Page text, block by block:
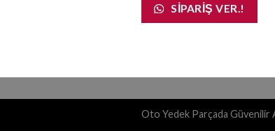
SIPARIŞ VER.!
Oto Yedek Parçada